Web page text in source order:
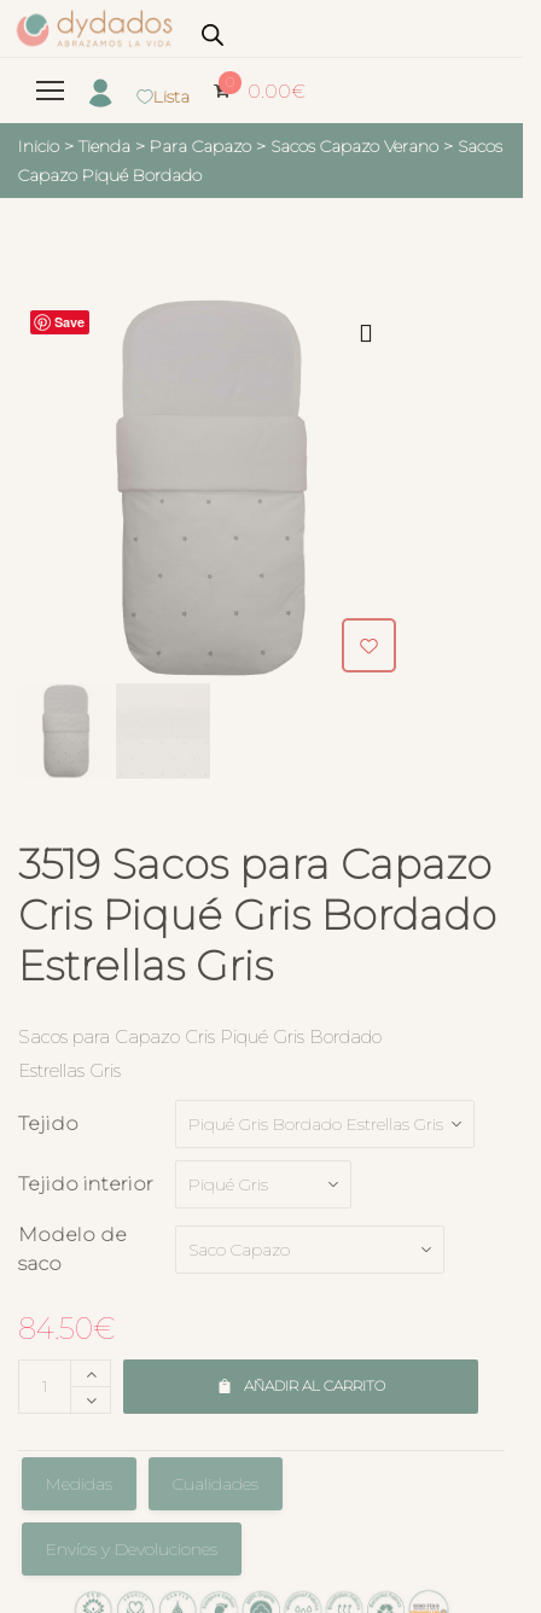
Lista
0 0.00€
Inicio > Tienda > Para Capazo > Sacos Capazo Verano > Sacos
Capazo Piqué Bordado
Save
3519 Sacos para Capazo
Cris Piqué Gris Bordado
Estrellas Gris
Sacos para Capazo Cris Piqué Gris Bordado
Estrellas Gris
Tejido
Tejido interior
Modelo de
saco
84.50€
AÑADIR AL CARRITO
Medidas Cualidades
Envíos y Devoluciones